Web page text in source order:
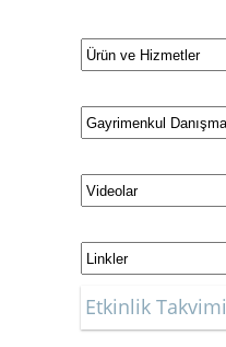
Etkinlik Takvimi